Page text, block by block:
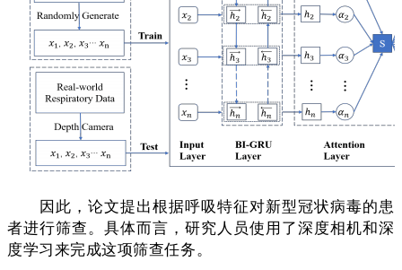
因此，论文提出根据呼吸特征对新型冠状病毒的患
者进行筛查。具体而言，研究人员使用了深度相机和深
度学习来完成这项筛查任务。